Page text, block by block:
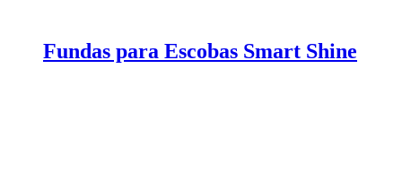
Fundas para Escobas Smart Shine